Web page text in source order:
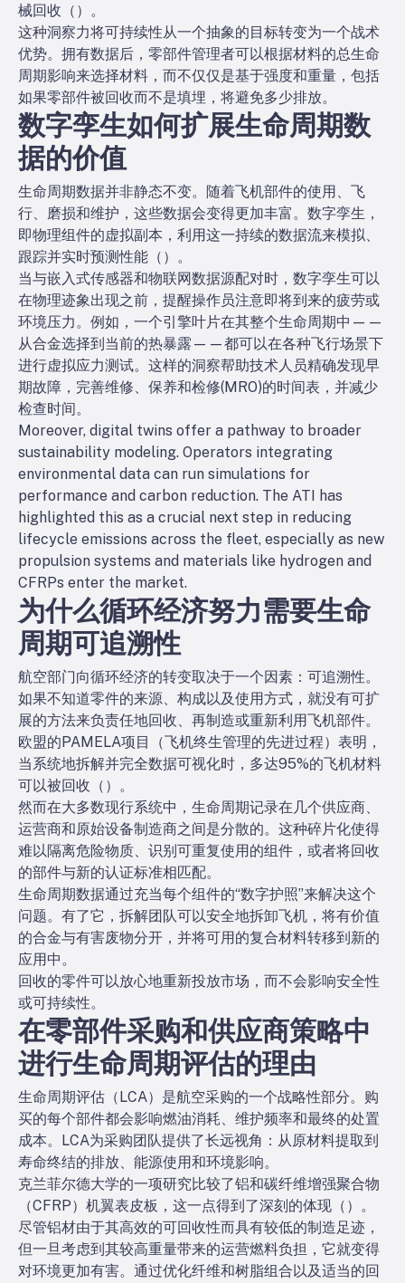
械回收（ ）。
这种洞察力将可持续性从一个抽象的目标转变为一个战术
优势。拥有数据后，零部件管理者可以根据材料的总生命
周期影响来选择材料，而不仅仅是基于强度和重量，包括
如果零部件被回收而不是填埋，将避免多少排放。
数字孪生如何扩展生命周期数
据的价值
生命周期数据并非静态不变。随着飞机部件的使用、飞
行、磨损和维护，这些数据会变得更加丰富。数字孪生，
即物理组件的虚拟副本，利用这一持续的数据流来模拟、
跟踪并实时预测性能（ ）。
当与嵌入式传感器和物联网数据源配对时，数字孪生可以
在物理迹象出现之前，提醒操作员注意即将到来的疲劳或
环境压力。例如，一个引擎叶片在其整个生命周期中——
从合金选择到当前的热暴露——都可以在各种飞行场景下
进行虚拟应力测试。这样的洞察帮助技术人员精确发现早
期故障，完善维修、保养和检修(MRO)的时间表，并减少
检查时间。
Moreover, digital twins offer a pathway to broader
sustainability modeling. Operators integrating
environmental data can run simulations for
performance and carbon reduction. The ATI has
highlighted this as a crucial next step in reducing
lifecycle emissions across the fleet, especially as new
propulsion systems and materials like hydrogen and
CFRPs enter the market.
为什么循环经济努力需要生命
周期可追溯性
航空部门向循环经济的转变取决于一个因素：可追溯性。
如果不知道零件的来源、构成以及使用方式，就没有可扩
展的方法来负责任地回收、再制造或重新利用飞机部件。
欧盟的PAMELA项目（飞机终生管理的先进过程）表明，
当系统地拆解并完全数据可视化时，多达95%的飞机材料
可以被回收（ ）。
然而在大多数现行系统中，生命周期记录在几个供应商、
运营商和原始设备制造商之间是分散的。这种碎片化使得
难以隔离危险物质、识别可重复使用的组件，或者将回收
的部件与新的认证标准相匹配。
生命周期数据通过充当每个组件的“数字护照”来解决这个
问题。有了它，拆解团队可以安全地拆卸飞机，将有价值
的合金与有害废物分开，并将可用的复合材料转移到新的
应用中。
回收的零件可以放心地重新投放市场，而不会影响安全性
或可持续性。
在零部件采购和供应商策略中
进行生命周期评估的理由
生命周期评估（LCA）是航空采购的一个战略性部分。购
买的每个部件都会影响燃油消耗、维护频率和最终的处置
成本。LCA为采购团队提供了长远视角：从原材料提取到
寿命终结的排放、能源使用和环境影响。
克兰菲尔德大学的一项研究比较了铝和碳纤维增强聚合物
（CFRP）机翼表皮板，这一点得到了深刻的体现（ ）。
尽管铝材由于其高效的可回收性而具有较低的制造足迹，
但一旦考虑到其较高重量带来的运营燃料负担，它就变得
对环境更加有害。通过优化纤维和树脂组合以及适当的回